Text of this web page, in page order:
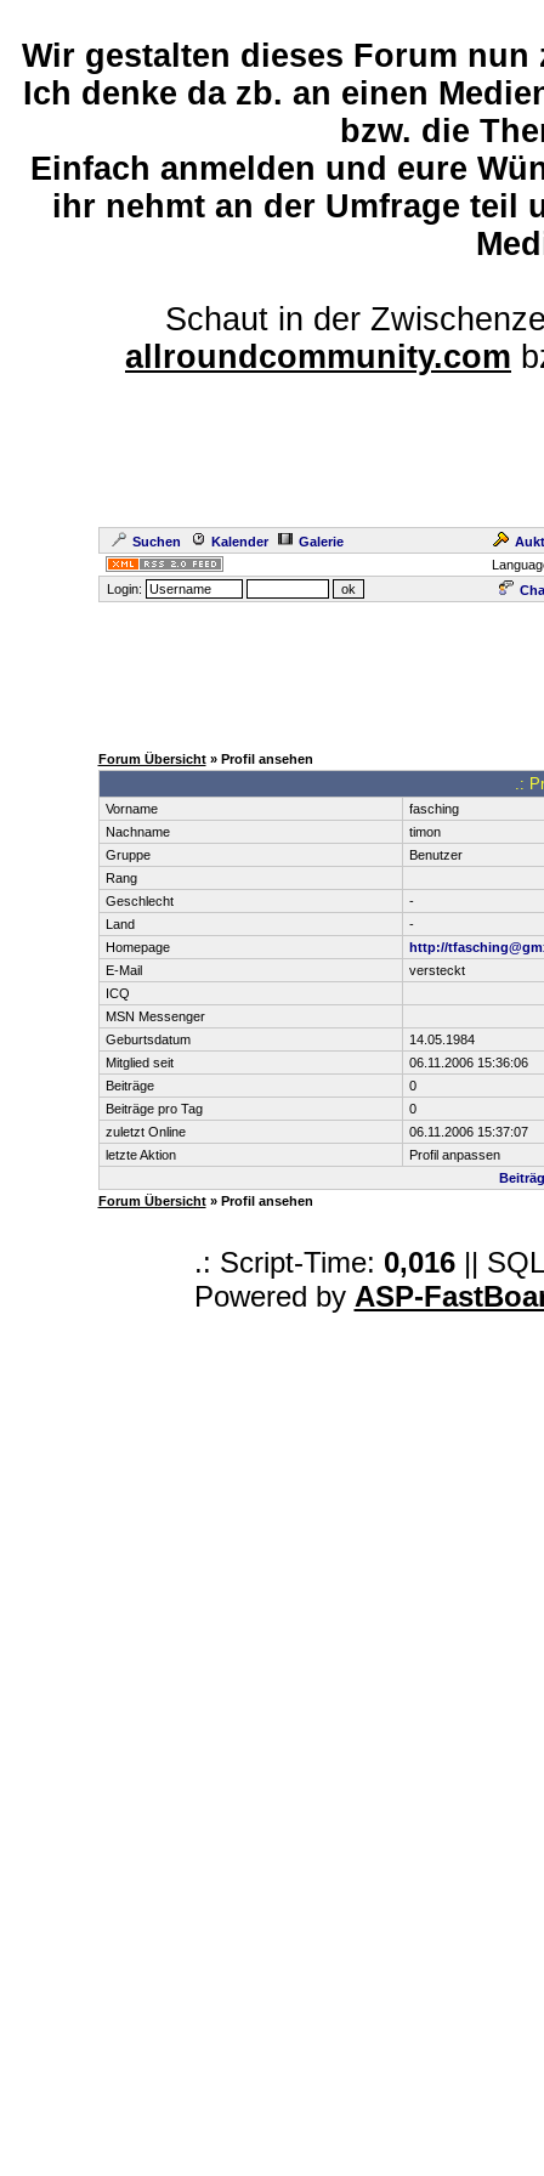
Wir gestalten dieses Forum
Ich denke da zb. an einen
bzw. die
Einfach anmelden und eure
ihr nehmt an der Umfrage teil
Schaut in der
allroundcommunity.com
Suchen Kalender Galerie
Login:
Forum Übersicht» Profil ansehen
.:
Vorname
fasching
Nachname
timon
Gruppe
Benutzer
Rang
Geschlecht
-
Land
-
Homepage
http://
E-Mail
versteckt
ICQ
MSN Messenger
Geburtsdatum
14.05.1984
Mitglied seit
06.11.2006 15:36:06
Beiträge
0
Beiträge pro Tag
0
zuletzt Online
06.11.2006 15:37:07
letzte Aktion
Profil anpassen
Forum Übersicht» Profil ansehen
.: Script-Time: 0,016||
Powered by ASP-